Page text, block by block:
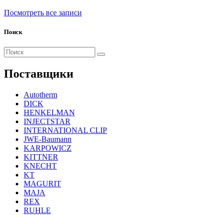
Посмотреть все записи
Поиск
Поиск
для:
Поставщики
Autotherm
DICK
HENKELMAN
INJECTSTAR
INTERNATIONAL CLIP
JWE-Baumann
KARPOWICZ
KITTNER
KNECHT
KT
MAGURIT
MAJA
REX
RUHLE